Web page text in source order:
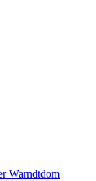
Warndtdom